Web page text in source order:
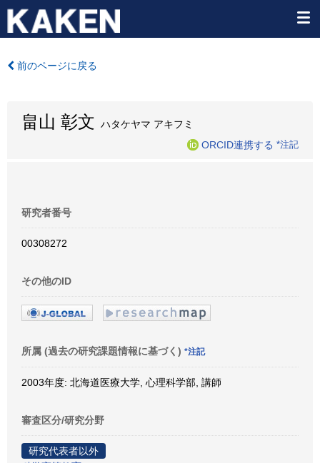
前のページに戻る
畠山 彰文 ハタケヤマ アキフミ
ORCID連携する *注記
研究者番号
00308272
その他のID
所属 (過去の研究課題情報に基づく) *注記
2003年度: 北海道医療大学, 心理科学部, 講師
審査区分/研究分野
研究代表者以外